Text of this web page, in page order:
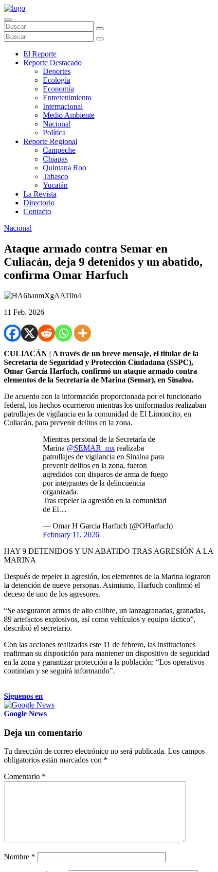
El Reporte
Reporte Destacado
Deportes
Ecología
Economía
Entretenimiento
Internacional
Medio Ambiente
Nacional
Política
Reporte Regional
Campeche
Chiapas
Quintana Roo
Tabasco
Yucatán
La Revista
Directorio
Contacto
Nacional
Ataque armado contra Semar en
Culiacán, deja 9 detenidos y un abatido,
confirma Omar Harfuch
11 Feb. 2026
CULIACÁN | A través de un breve mensaje, el titular de la
Secretaría de Seguridad y Protección Ciudadana (SSPC),
Omar García Harfuch, confirmó un ataque armado contra
elementos de la Secretaría de Marina (Semar), en Sinaloa.
De acuerdo con la información proporcionada por el funcionario
federal, los hechos ocurrieron mientras los uniformados realizaban
patrullajes de vigilancia en la comunidad de El Limoncito, en
Culiacán, para prevenir delitos en la zona.
Mientras personal de la Secretaría de
Marina @SEMAR_mx realizaba
patrullajes de vigilancia en Sinaloa para
prevenir delitos en la zona, fueron
agredidos con disparos de arma de fuego
por integrantes de la delincuencia
organizada.
Tras repeler la agresión en la comunidad
de El…
— Omar H Garcia Harfuch (@OHarfuch)
February 11, 2026
HAY 9 DETENIDOS Y UN ABATIDO TRAS AGRESIÓN A LA
MARINA
Después de repeler la agresión, los elementos de la Marina lograron
la detención de nueve personas. Asimismo, Harfuch confirmó el
deceso de uno de los agresores.
“Se aseguraron armas de alto calibre, un lanzagranadas, granadas,
89 artefactos explosivos, así como vehículos y equipo táctico”,
describió el secretario.
Con las acciones realizadas este 11 de febrero, las instituciones
reafirman su disposición para mantener un dispositivo de seguridad
en la zona y garantizar protección a la población: “Los operativos
continúan y se seguirá informando”.
Siguenos en
Google News
Deja un comentario
Tu dirección de correo electrónico no será publicada. Los campos
obligatorios están marcados con *
Comentario *
Nombre *